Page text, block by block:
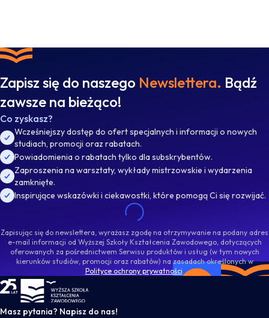
Zapisz się do naszego Newslettera. Bądź
zawsze na bieżąco!
Co zyskasz?
Wcześniejszy dostęp do ofert specjalnych i informacji o nowych
studiach, promocji oraz rabatach.
Powiadomienia o rabatach tylko dla subskrybentów.
Zaproszenia na warsztaty, wykłady mistrzowskie i wydarzenia
zamknięte.
Inspirujące wskazówki i ciekawostki, które pomogą Ci się rozwijać.
Zapisując się do newslettera, wyrażasz zgodę na otrzymywanie na podany adres
e-mail informacji od Wyższej Szkoły Kształcenia Zawodowego, dotyczących
oferowanych za pośrednictwem Serwisu produktów i usług (w tym nowych
kierunków studiów, promocji oraz rabatów) na zasadach określonych w
Polityce ochrony prywatności.
WSKZ - strona główna
Masz pytania? Napisz do nas!